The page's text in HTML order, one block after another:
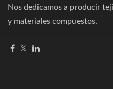
Nos dedicamos a producir
y materiales compuestos.